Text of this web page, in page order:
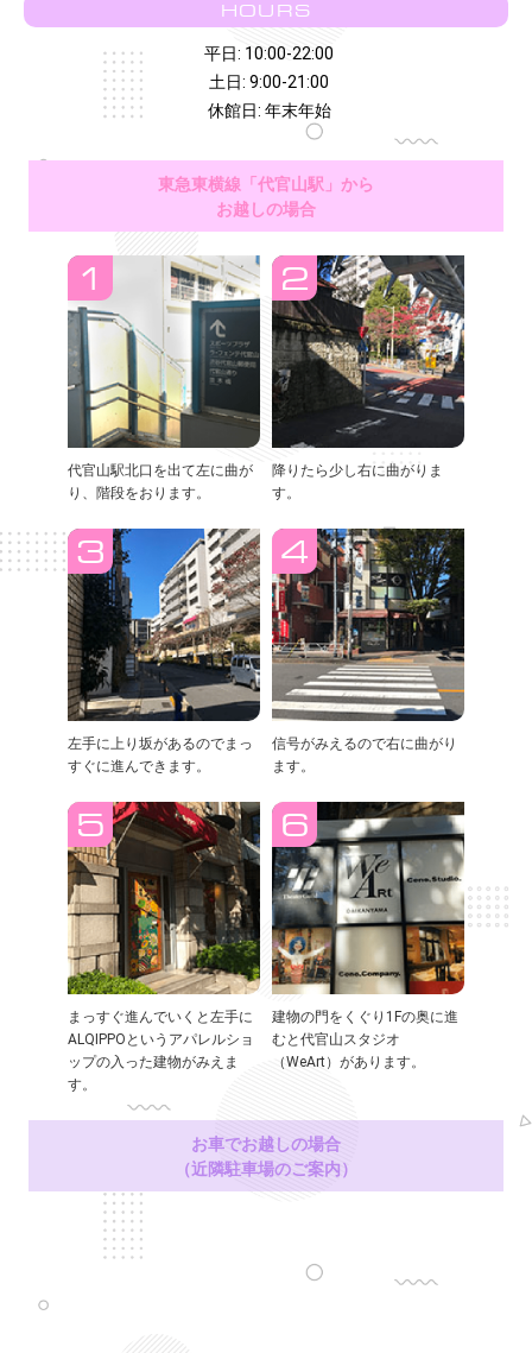
HOURS
平日: 10:00-22:00
土日: 9:00-21:00
休館日: 年末年始
東急東横線「代官山駅」から
お越しの場合
代官山駅北口を出て左に曲が
り、階段をおります。
降りたら少し右に曲がりま
す。
左手に上り坂があるのでまっ
すぐに進んできます。
信号がみえるので右に曲がり
ます。
まっすぐ進んでいくと左手に
ALQIPPOというアパレルショ
ップの入った建物がみえま
す。
建物の門をくぐり1Fの奥に進
むと代官山スタジオ
（WeArt）があります。
お車でお越しの場合
（近隣駐車場のご案内）